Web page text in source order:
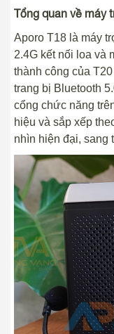
Tổng quan về máy
Aporo T18 là máy
2.4G kết nối loa và
thành công của
trang bị Bluetooth
cổng chức năng
hiệu và sắp xếp
nhìn hiện đại, sang